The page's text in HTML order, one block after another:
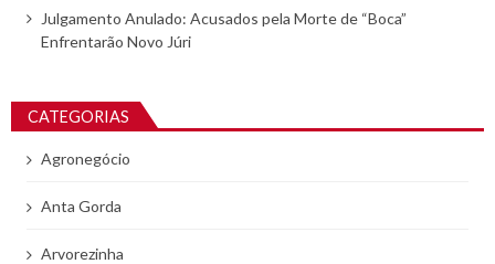
Julgamento Anulado: Acusados pela Morte de “Boca”
Enfrentarão Novo Júri
CATEGORIAS
Agronegócio
Anta Gorda
Arvorezinha